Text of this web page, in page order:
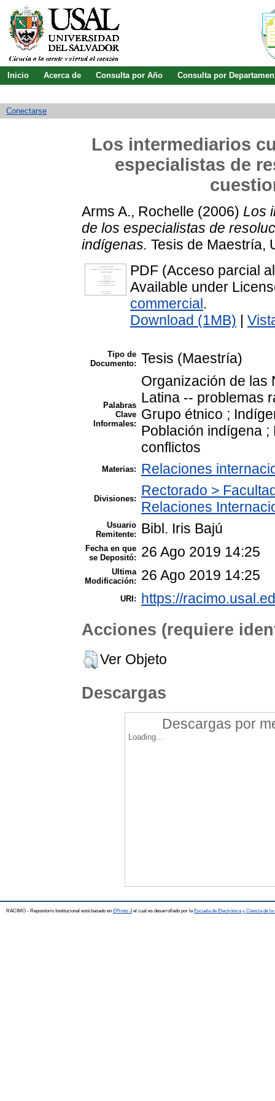
Inicio Acerca de Consulta por Año
Consulta por
Conectarse
Los intermediarios
especialistas de
Arms A., Rochelle (2006) Los
de los especialistas de
indígenas. Tesis de Maestría,
PDF (Acceso parcial
Available under
commercial .
Download (1MB)
Tipo de
Documento: Tesis (Maestría)
Palabras
Clave
Informales:
Organización de las
Latina -- problemas
Grupo étnico ;
Población indígena
conflictos
Materias: Relaciones
Divisiones:
Rectorado >
Relaciones
Usuario
Remitente:
Bibl. Iris Bajú
Fecha en que
se Depositó:
26 Ago 2019 14:25
Ultima
Modificación:
26 Ago 2019 14:25
URI: https://
Acciones (requiere
Ver Objeto
Descargas
Descargas por
Loading...
RACIMO - Repositorio Institucional está basado en EPrints 3el cual es desarrollado por la Escuela de Electrónica y Ciencia de la